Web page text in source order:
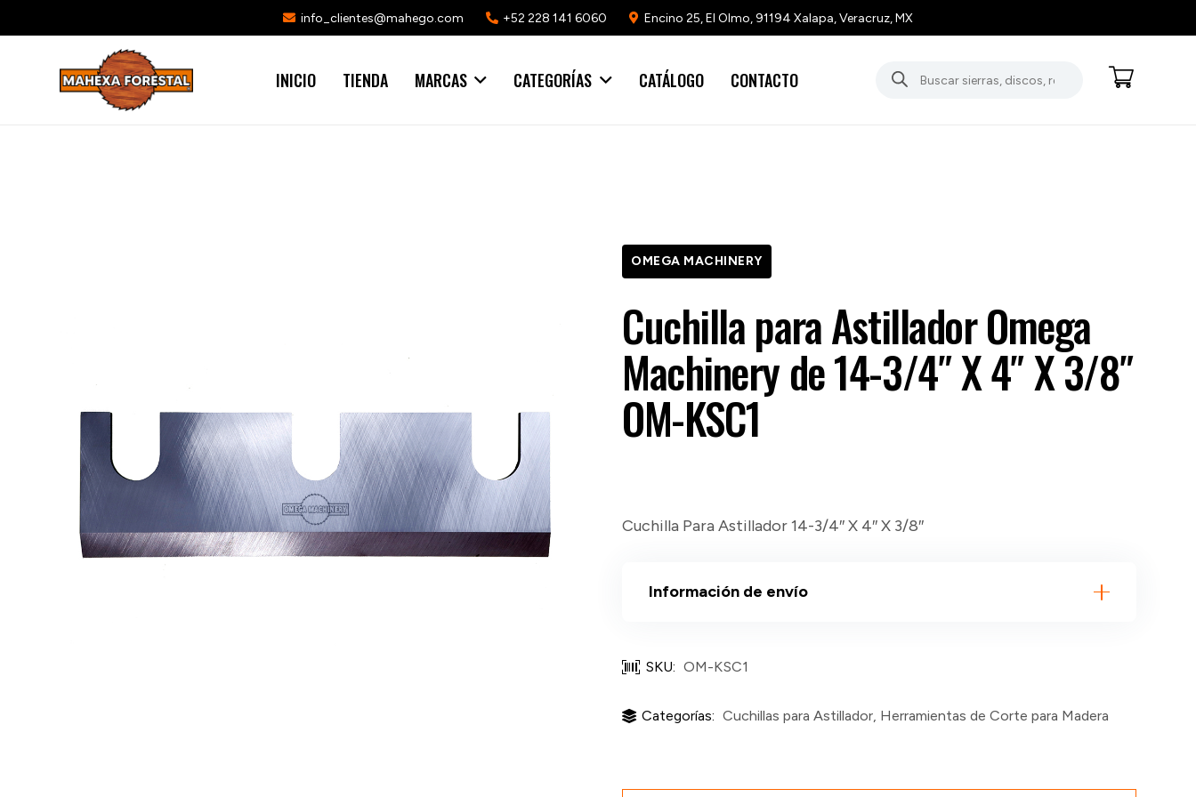
info_clientes@mahego.com +52 228 141 6060 Encino 25, El Olmo, 91194 Xalapa, Veracruz, MX
INICIO TIENDA MARCAS CATEGORÍAS CATÁLOGO CONTACTO
Búsqueda
de
OMEGA MACHINERY
Cuchilla para Astillador Omega
Machinery de 14-3/4″ X 4″ X 3/8″
OM-KSC1
Cuchilla Para Astillador 14-3/4″ X 4″ X 3/8″
Información de envío
SKU: OM-KSC1
Categorías: Cuchillas para Astillador, Herramientas de Corte para Madera